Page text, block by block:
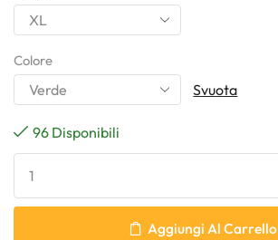
Colore
Svuota
96 Disponibili
Aggiungi Al Carrello